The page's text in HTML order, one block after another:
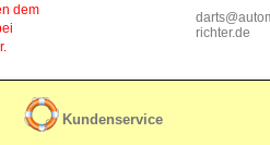
dem
richter.de
Kundenservice